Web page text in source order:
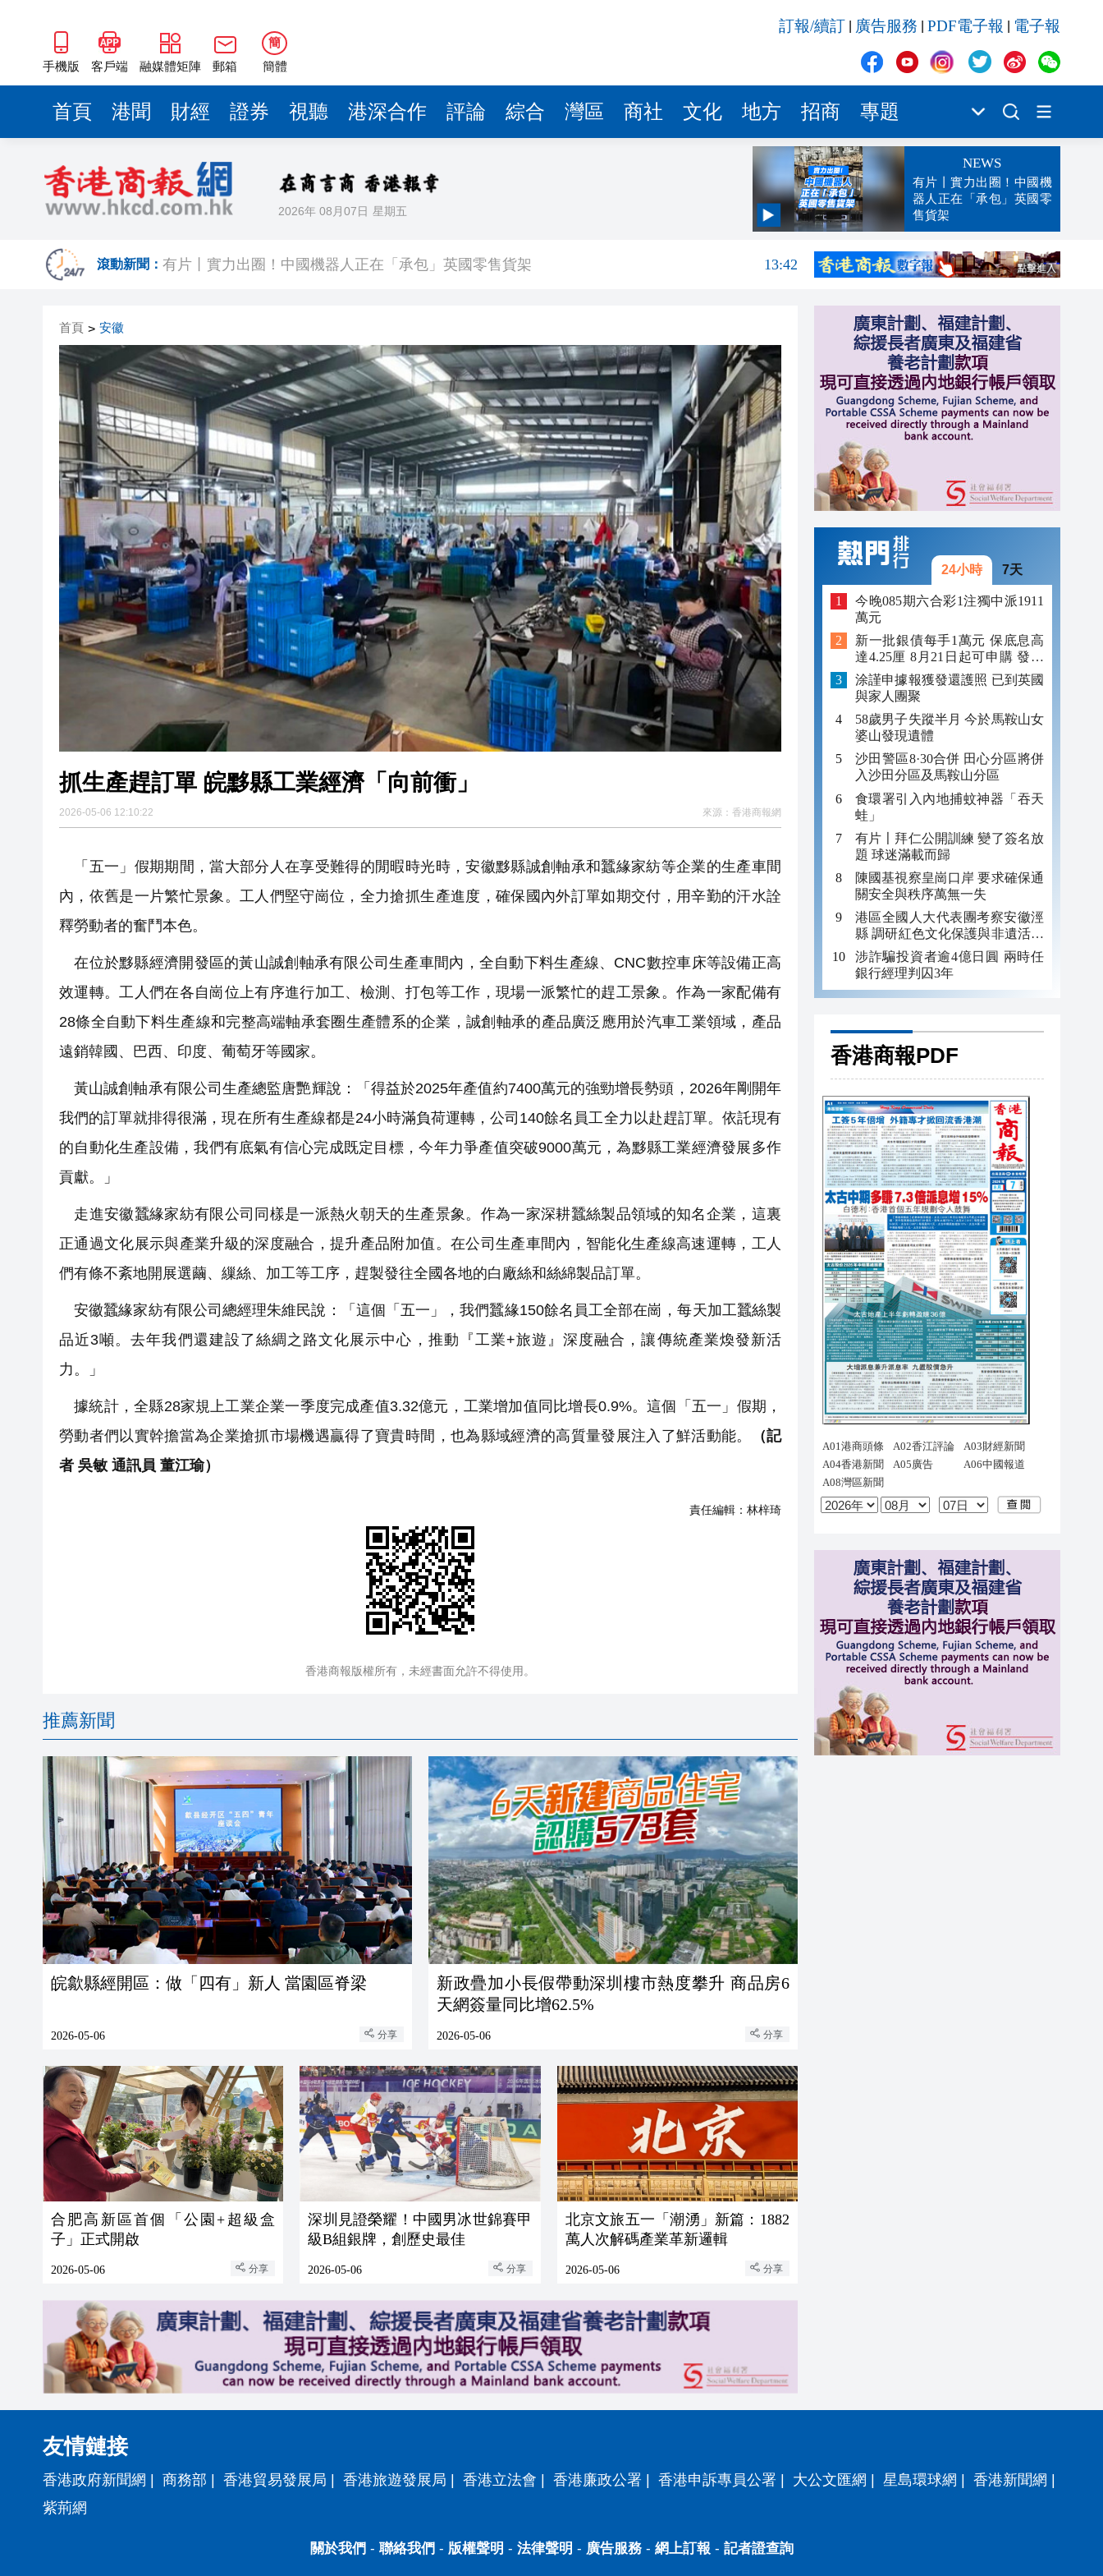
手機版 客戶端 融媒體矩陣 郵箱
簡
簡體
訂報/續訂 廣告服務 PDF電子報 電子報
首頁 港聞 財經 證券 視聽 港深合作 評論 綜合 灣區 商社 文化 地方 招商 專題
2026年 08月07日 星期五
NEWS
有片丨實力出圈！中國機
器人正在「承包」英國零
售貨架
滾動新聞：
13:47
有片丨實力出圈！中國機器人正在「承包」英國零售貨架
13:42
華僑銀行上半年純利按年增13%至41.95億坡元 中期息47坡仙
13:02
有片｜香港夜空出現罕見漁火光柱 網民：看見的人會幸運
12:59
【新股最前線】拿森科技上市首日早盤漲逾七成
12:29
有片〡霍啟剛FB「當你看見可以吃的毛筆」網民點贊：滿腹墨水
12:09
首頁 > 安徽
抓生產趕訂單 皖黟縣工業經濟「向前衝」
2026-05-06 12:10:22 來源： 香港商報網
「五一」假期期間，當大部分人在享受難得的閒暇時光時，安徽黟縣誠創軸承和蠶緣家紡等企業的生產車間
內，依舊是一片繁忙景象。工人們堅守崗位，全力搶抓生產進度，確保國內外訂單如期交付，用辛勤的汗水詮
釋勞動者的奮鬥本色。
在位於黟縣經濟開發區的黃山誠創軸承有限公司生產車間內，全自動下料生產線、CNC數控車床等設備正高
效運轉。工人們在各自崗位上有序進行加工、檢測、打包等工作，現場一派繁忙的趕工景象。作為一家配備有
28條全自動下料生產線和完整高端軸承套圈生產體系的企業，誠創軸承的產品廣泛應用於汽車工業領域，產品
遠銷韓國、巴西、印度、葡萄牙等國家。
黃山誠創軸承有限公司生產總監唐艷輝說：「得益於2025年產值約7400萬元的強勁增長勢頭，2026年剛開年
我們的訂單就排得很滿，現在所有生產線都是24小時滿負荷運轉，公司140餘名員工全力以赴趕訂單。依託現有
的自動化生產設備，我們有底氣有信心完成既定目標，今年力爭產值突破9000萬元，為黟縣工業經濟發展多作
貢獻。」
走進安徽蠶緣家紡有限公司同樣是一派熱火朝天的生產景象。作為一家深耕蠶絲製品領域的知名企業，這裏
正通過文化展示與產業升級的深度融合，提升產品附加值。在公司生產車間內，智能化生產線高速運轉，工人
們有條不紊地開展選繭、繅絲、加工等工序，趕製發往全國各地的白廠絲和絲綿製品訂單。
安徽蠶緣家紡有限公司總經理朱維民說：「這個「五一」，我們蠶緣150餘名員工全部在崗，每天加工蠶絲製
品近3噸。去年我們還建設了絲綢之路文化展示中心，推動『工業+旅遊』深度融合，讓傳統產業煥發新活
力。」
據統計，全縣28家規上工業企業一季度完成產值3.32億元，工業增加值同比增長0.9%。這個「五一」假期，
勞動者們以實幹擔當為企業搶抓市場機遇贏得了寶貴時間，也為縣域經濟的高質量發展注入了鮮活動能。
（記
者 吳敏 通訊員 董江瑜）
責任編輯： 林梓琦
香港商報版權所有，未經書面允許不得使用。
推薦新聞
皖歙縣經開區：做「四有」新人 當園區脊梁
2026-05-06 分享
新政疊加小長假帶動深圳樓市熱度攀升 商品房6
天網簽量同比增62.5%
2026-05-06 分享
合肥高新區首個「公園+超級盒
子」正式開啟
2026-05-06 分享
深圳見證榮耀！中國男冰世錦賽甲
級B組銀牌，創歷史最佳
2026-05-06 分享
北京文旅五一「潮湧」新篇：1882
萬人次解碼產業革新邏輯
2026-05-06 分享
24小時 7天
今晚085期六合彩1注獨中派1911
萬元
新一批銀債每手1萬元 保底息高
達4.25厘 8月21日起可申購 發行
金額最多550億
涂謹申據報獲發還護照 已到英國
與家人團聚
58歲男子失蹤半月 今於馬鞍山女
婆山發現遺體
沙田警區8·30合併 田心分區將併
入沙田分區及馬鞍山分區
食環署引入內地捕蚊神器「吞天
蛙」
有片〡拜仁公開訓練 變了簽名放
題 球迷滿載而歸
陳國基視察皇崗口岸 要求確保通
關安全與秩序萬無一失
港區全國人大代表團考察安徽涇
縣 調研紅色文化保護與非遺活態
傳承
涉詐騙投資者逾4億日圓 兩時任
銀行經理判囚3年
香港商報PDF
友情鏈接
香港政府新聞網 商務部 香港貿易發展局 香港旅遊發展局 香港立法會 香港廉政公署 香港申訴專員公署 大公文匯網 星島環球網 香港新聞網
紫荊網
關於我們 - 聯絡我們 - 版權聲明 - 法律聲明 - 廣告服務- 網上訂報 - 記者證查詢